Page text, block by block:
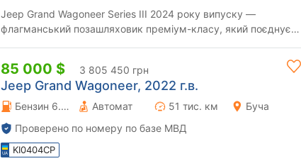
Jeep Grand Wagoneer Series III 2024 року випуску —
флагманський позашляховик преміум-класу, який поєднує
85 000 $ 3 805 450 грн
Jeep Grand Wagoneer, 2022 г.в.
Бензин 6.42 л. Автомат 51 тис. км
Буча
Проверено по номеру по базе МВД
KI0404CP